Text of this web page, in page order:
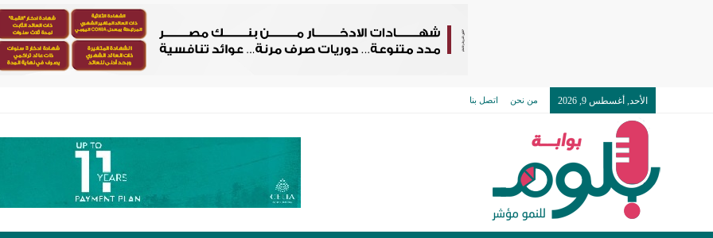
الأحد, أغسطس 9, 2026 من نحن اتصل بنا